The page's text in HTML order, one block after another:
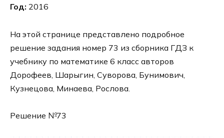
Год: 2016
На этой странице представлено подробное
решение задания номер 73 из сборника ГДЗ к
учебнику по математике 6 класс авторов
Дорофеев, Шарыгин, Суворова, Бунимович,
Кузнецова, Минаева, Рослова.
Решение №73